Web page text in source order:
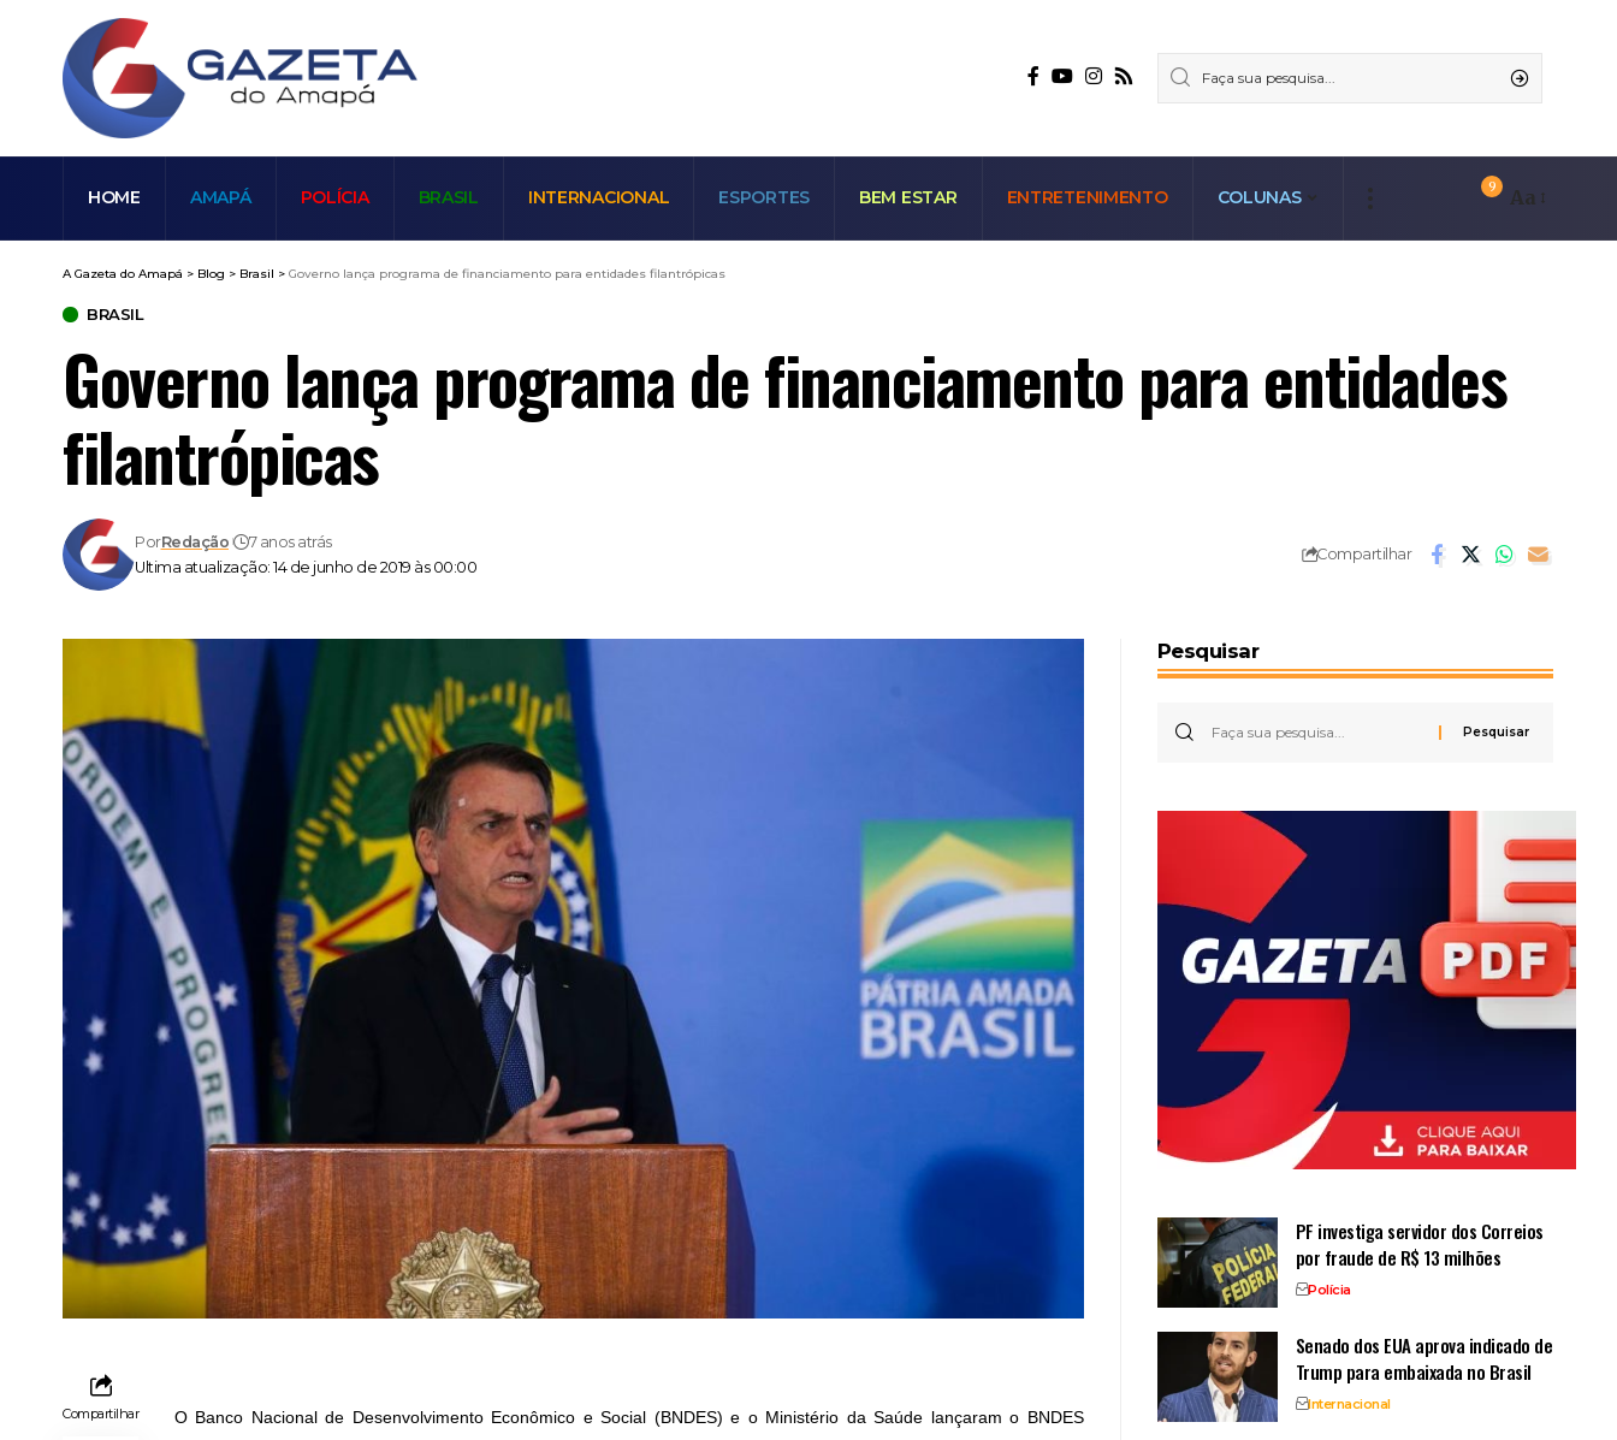
HOME AMAPÁ POLÍCIA BRASIL INTERNACIONAL ESPORTES BEM ESTAR ENTRETENIMENTO COLUNAS
9 Aa
A Gazeta do Amapá > Blog > Brasil > Governo lança programa de financiamento para entidades filantrópicas
BRASIL
Governo lança programa de financiamento para entidades
filantrópicas
Ultima atualização: 14 de junho de 2019 às 00:00
PorRedação 7 anos atrás
Compartilhar
Compartilhar O Banco Nacional de Desenvolvimento Econômico e Social (BNDES) e o Ministério da Saúde lançaram o BNDES
Pesquisar
PF investiga servidor dos Correios
por fraude de R$ 13 milhões
Polícia
Senado dos EUA aprova indicado de
Trump para embaixada no Brasil
Internacional